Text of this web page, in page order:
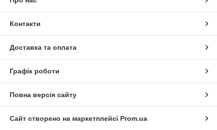
Контакти
Доставка та оплата
Графік роботи
Повна версія сайту
Сайт створено на маркетплейсі Prom.ua